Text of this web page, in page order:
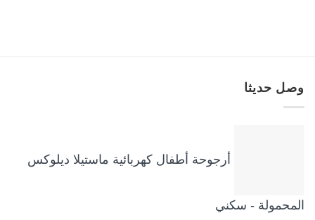
وصل حديثا
أرجوحة أطفال كهربائية ماستيلا ديلوكس
المحمولة - سكني